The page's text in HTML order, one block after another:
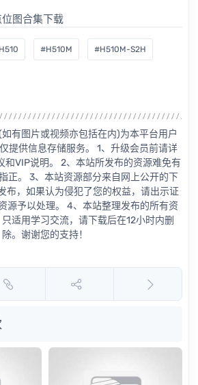
#H510M #H510M-S2H
有图片或视频亦包括在内)为本平台用户
提供信息存储服务。 1、升级会员前请详
和VIP说明。 2、本站所发布的资源难免有
正。 3、本站资源部分来自网上公开的下
布，如果认为侵犯了您的权益，请出示证
源予以处理。 4、本站整理发布的所有资
适用学习交流，请下载后在12小时内删
除。谢谢您的支持！